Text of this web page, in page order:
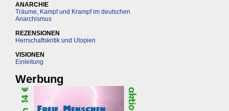
ANARCHIE
Träume, Kampf und Krampf im deutschen
Anarchismus
REZENSIONEN
Herrschaftskritik und Utopien
VISIONEN
Einleitung
Werbung